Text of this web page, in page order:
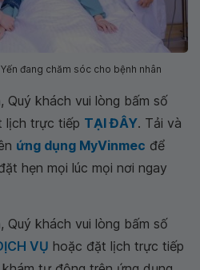
đang chăm sóc cho bệnh nhân
khách vui lòng bấm số
lịch trực tiếp TẠI ĐÂY. Tải và
ứng dụng MyVinmec để
hẹn mọi lúc mọi nơi ngay
khách vui lòng bấm số
VỤ hoặc đặt lịch trực tiếp